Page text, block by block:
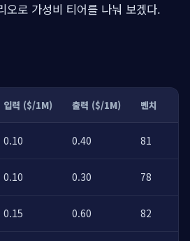
오로 가성비 티어를 나눠 보겠다.
입력 ($/1M) 출력 ($/1M) 벤치
0.10 0.40 81
0.10 0.30 78
0.15 0.60 82